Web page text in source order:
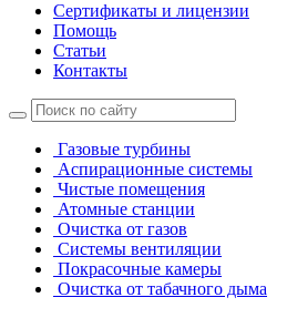
Сертификаты и лицензии
Помощь
Статьи
Контакты
Газовые турбины
Аспирационные системы
Чистые помещения
Атомные станции
Очистка от газов
Системы вентиляции
Покрасочные камеры
Очистка от табачного дыма